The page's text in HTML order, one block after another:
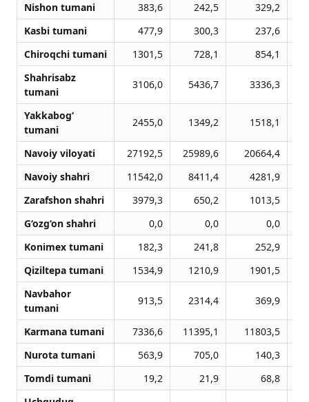
Nishon tumani
383,6 242,5
329,2
Kasbi tumani
477,9 300,3
237,6
Chiroqchi tumani
1301,5 728,1
854,1
Shahrisabz
tumani
3106,0 5436,7 3336,3
Yakkabog‘
tumani
2455,0 1349,2 1518,1
Navoiy viloyati 27192,5 25989,6 20664,4
Navoiy shahri
11542,0 8411,4
4281,9
Zarafshon shahri
3979,3 650,2
1013,5
G‘ozg‘on shahri
0,0 0,0
0,0
Konimex tumani
182,3 241,8
252,9
Qiziltepa tumani
1534,9 1210,9
1901,5
Navbahor
tumani
913,5 2314,4 369,9
Karmana tumani 7336,6 11395,1 11803,5
Nurota tumani
563,9 705,0
140,3
Tomdi tumani
19,2 21,9
68,8